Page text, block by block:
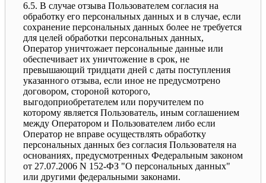
6.5. В случае отзыва Пользователем согласия на
обработку его персональных данных и в случае, если
сохранение персональных данных более не требуется
для целей обработки персональных данных,
Оператор уничтожает персональные данные или
обеспечивает их уничтожение в срок, не
превышающий тридцати дней с даты поступления
указанного отзыва, если иное не предусмотрено
договором, стороной которого,
выгодоприобретателем или поручителем по
которому является Пользователь, иным соглашением
между Оператором и Пользователем либо если
Оператор не вправе осуществлять обработку
персональных данных без согласия Пользователя на
основаниях, предусмотренных Федеральным законом
от 27.07.2006 N 152-ФЗ "О персональных данных"
или другими федеральными законами.